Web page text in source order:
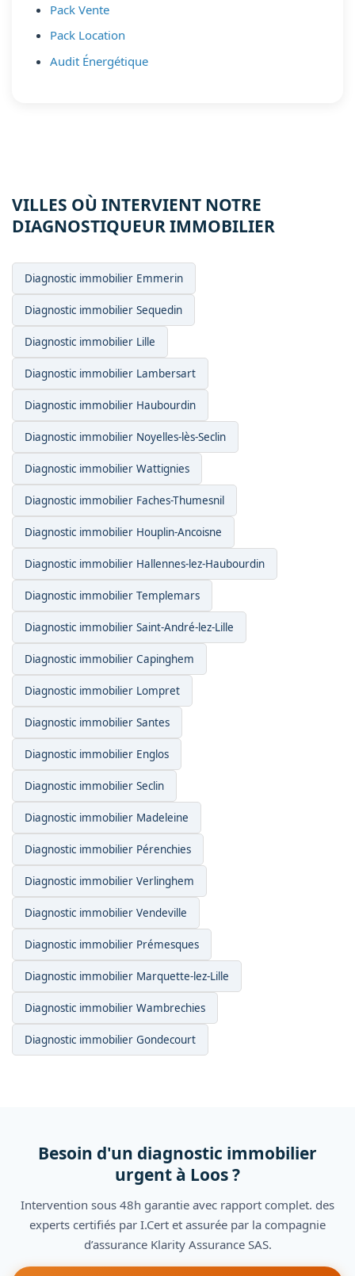
Pack Vente
Pack Location
Audit Énergétique
VILLES OÙ INTERVIENT NOTRE
DIAGNOSTIQUEUR IMMOBILIER
Diagnostic immobilier Emmerin
Diagnostic immobilier Sequedin
Diagnostic immobilier Lille
Diagnostic immobilier Lambersart
Diagnostic immobilier Haubourdin
Diagnostic immobilier Noyelles-lès-Seclin
Diagnostic immobilier Wattignies
Diagnostic immobilier Faches-Thumesnil
Diagnostic immobilier Houplin-Ancoisne
Diagnostic immobilier Hallennes-lez-Haubourdin
Diagnostic immobilier Templemars
Diagnostic immobilier Saint-André-lez-Lille
Diagnostic immobilier Capinghem
Diagnostic immobilier Lompret
Diagnostic immobilier Santes
Diagnostic immobilier Englos
Diagnostic immobilier Seclin
Diagnostic immobilier Madeleine
Diagnostic immobilier Pérenchies
Diagnostic immobilier Verlinghem
Diagnostic immobilier Vendeville
Diagnostic immobilier Prémesques
Diagnostic immobilier Marquette-lez-Lille
Diagnostic immobilier Wambrechies
Diagnostic immobilier Gondecourt
Besoin d'un diagnostic immobilier
urgent à Loos ?
Intervention sous 48h garantie avec rapport complet. des
experts certifiés par I.Cert et assurée par la compagnie
d’assurance Klarity Assurance SAS.